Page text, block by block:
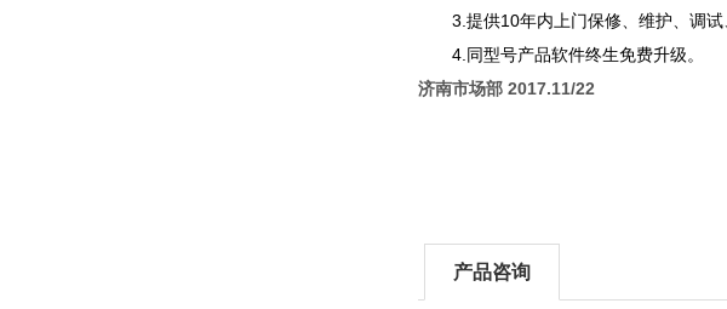
3.提供10年内上门保修、维护、调试
4.同型号产品软件终生免费升级。
济南市场部 2017.11/22
产品咨询